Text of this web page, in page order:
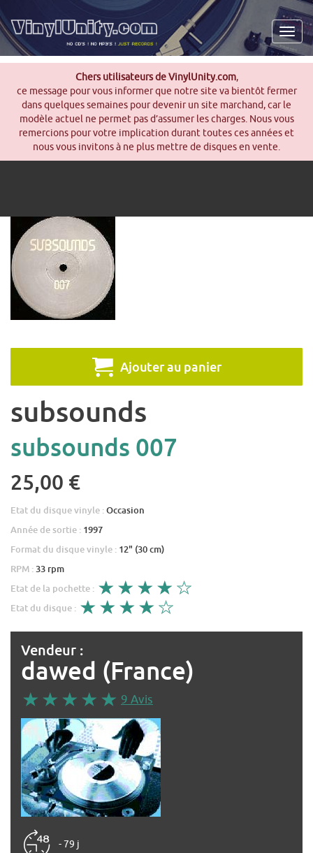
Chers utilisateurs de VinylUnity.com,
ce message pour vous informer que notre site va bientôt fermer
dans quelques semaines pour devenir un site marchand, car le
modèle actuel ne permet pas d’assumer les charges. Nous vous
remercions pour votre implication durant toutes ces années et
nous vous invitons à ne plus mettre de disques en vente.
Ajouter au panier
subsounds
subsounds 007
25,00 €
Etat du disque vinyle :Occasion
Année de sortie : 1997
Format du disque vinyle : 12" (30 cm)
RPM : 33 rpm
Etat de la pochette :
Etat du disque :
Vendeur :
dawed (France)
9 Avis
- 79 j